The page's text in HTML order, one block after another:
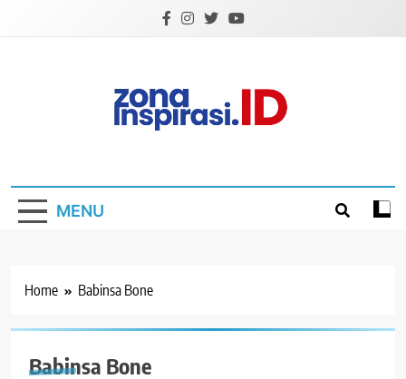
MENU
Home Babinsa Bone
Babinsa Bone